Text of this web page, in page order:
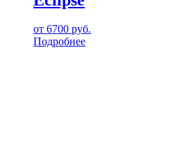
от 6700 руб.
Подробнее